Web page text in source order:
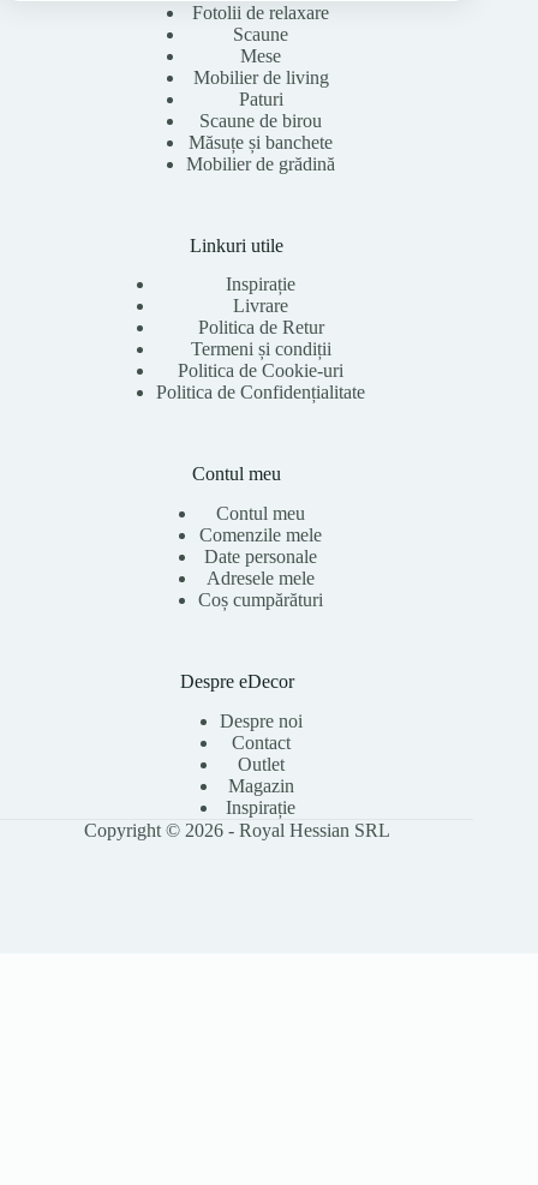
Fotolii de relaxare
Scaune
Mese
Mobilier de living
Paturi
Scaune de birou
Măsuțe și banchete
Mobilier de grădină
Linkuri utile
Inspirație
Livrare
Politica de Retur
Termeni și condiții
Politica de Cookie-uri
Politica de Confidențialitate
Contul meu
Contul meu
Comenzile mele
Date personale
Adresele mele
Coș cumpărături
Despre eDecor
Despre noi
Contact
Outlet
Magazin
Inspirație
Copyright © 2026 - Royal Hessian SRL